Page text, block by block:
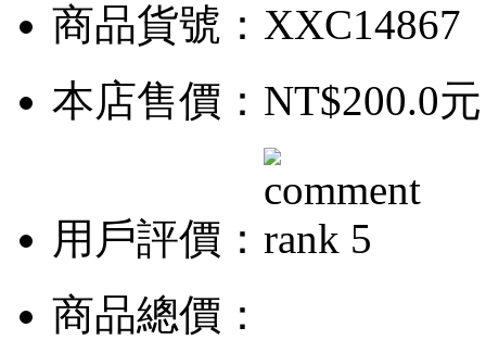
商品貨號：XXC14867
本店售價： NT$200.0元
用戶評價：
商品總價：